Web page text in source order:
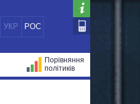
УКР РОС
Порівняння
політиків